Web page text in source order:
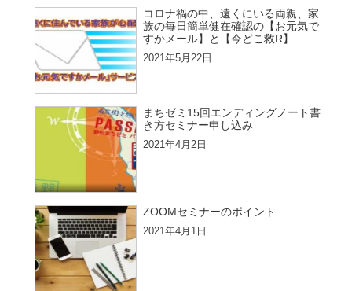
コロナ禍の中、遠くにいる両親、家
族の毎日簡単健在確認の【お元気で
すかメール】と【今どこ救R】
2021年5月22日
まちゼミ15回エンディングノート書
き方セミナー申し込み
2021年4月2日
ZOOMセミナーのポイント
2021年4月1日